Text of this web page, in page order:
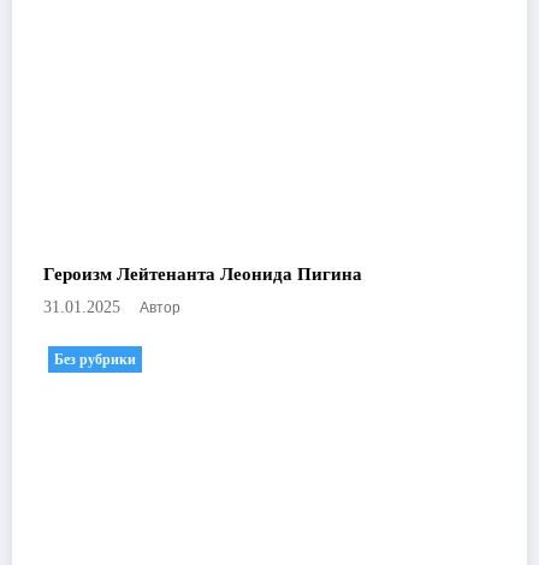
Героизм Лейтенанта Леонида Пигина
31.01.2025 Автор
Без рубрики